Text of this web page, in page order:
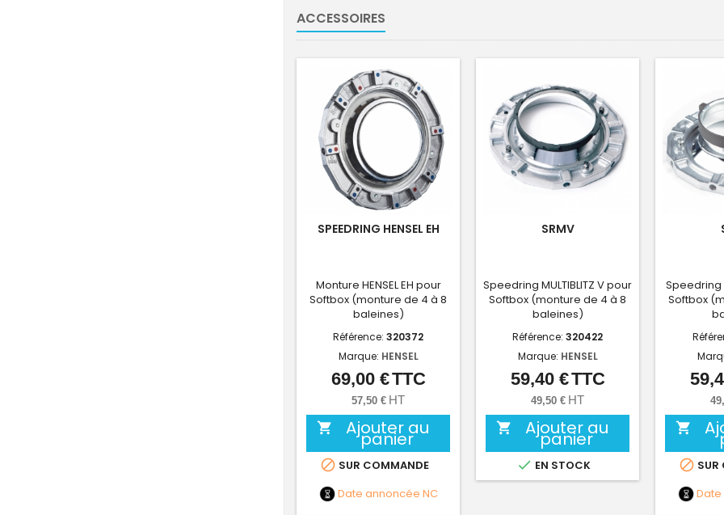
ACCESSOIRES
SPEEDRING HENSEL EH
Monture HENSEL EH pour
Softbox (monture de 4 à 8
baleines)
Référence: 320372
Marque: HENSEL
Prix
69,00 €TTC
57,50 € HT
 Ajouter au
panier
 SUR COMMANDE
Date annoncée NC
SRMV
Speedring MULTIBLITZ V pour
Softbox (monture de 4 à 8
baleines)
Référence: 320422
Marque: HENSEL
Prix
59,40 €TTC
49,50 € HT
 Ajouter au
panier
 EN STOCK
Speedring
Softbox

 SUR